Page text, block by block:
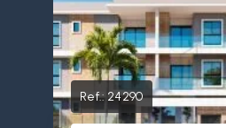
Ref.:24290